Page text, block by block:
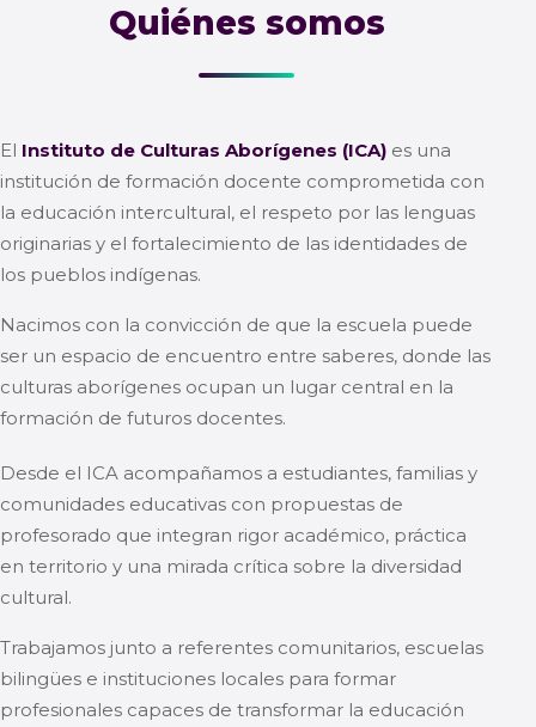
Quiénes somos
El Instituto de Culturas Aborígenes (ICA) es una
institución de formación docente comprometida con
la educación intercultural, el respeto por las lenguas
originarias y el fortalecimiento de las identidades de
los pueblos indígenas.
Nacimos con la convicción de que la escuela puede
ser un espacio de encuentro entre saberes, donde las
culturas aborígenes ocupan un lugar central en la
formación de futuros docentes.
Desde el ICA acompañamos a estudiantes, familias y
comunidades educativas con propuestas de
profesorado que integran rigor académico, práctica
en territorio y una mirada crítica sobre la diversidad
cultural.
Trabajamos junto a referentes comunitarios, escuelas
bilingües e instituciones locales para formar
profesionales capaces de transformar la educación